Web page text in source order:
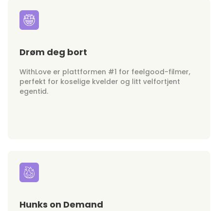
Drøm deg bort
WithLove er plattformen #1 for feelgood-filmer,
perfekt for koselige kvelder og litt velfortjent
egentid.
Hunks on Demand